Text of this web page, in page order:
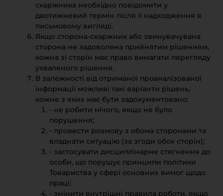
скаржника необхідно повідомити у
двотижневий термін після її надходження в
письмовому вигляді.
Якщо сторона-скаржник або звинувачувана
сторона не задоволена прийнятим рішенням,
кожна зі сторін має право вимагати перегляду
ухваленого рішення.
В залежності від отриманої проаналізованої
інформації можливі такі варіанти рішень,
кожне з яких має бути задокументовано:
- не робити нічого, якщо не було
порушення;
- провести розмову з обома сторонами та
владнати ситуацію (за згоди обох сторін);
- застосувати дисциплінарне стягнення до
особи, що порушує принципи політики
Товариства у сфері основних вимог щодо
праці;
- змінити внутрішні правила роботи, якщо